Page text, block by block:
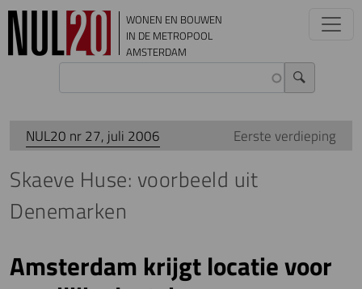
Overslaan en naar de inhoud gaan
WONEN EN BOUWEN
IN DE METROPOOL
AMSTERDAM
NUL20 nr 27, juli 2006 Eerste verdieping
Skaeve Huse: voorbeeld uit
Denemarken
Amsterdam krijgt locatie voor